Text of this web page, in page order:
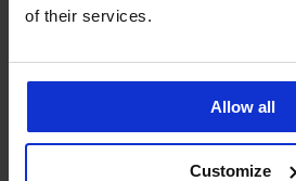
of their services.
Allow all
Customize